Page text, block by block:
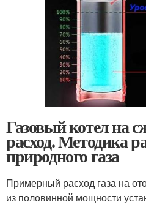
Газовый котел на
расход. Методика
природного газа
Примерный расход газа на
из половинной мощности